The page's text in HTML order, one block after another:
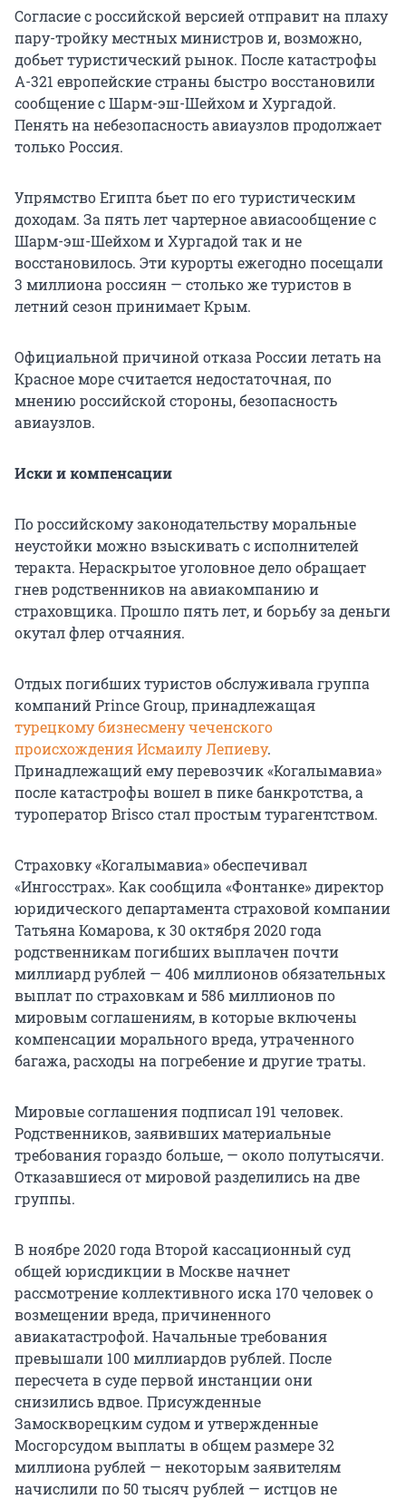
Согласие с российской версией отправит на плаху
пару-тройку местных министров и, возможно,
добьет туристический рынок. После катастрофы
А-321 европейские страны быстро восстановили
сообщение с Шарм-эш-Шейхом и Хургадой.
Пенять на небезопасность авиаузлов продолжает
только Россия.
Упрямство Египта бьет по его туристическим
доходам. За пять лет чартерное авиасообщение с
Шарм-эш-Шейхом и Хургадой так и не
восстановилось. Эти курорты ежегодно посещали
3 миллиона россиян — столько же туристов в
летний сезон принимает Крым.
Официальной причиной отказа России летать на
Красное море считается недостаточная, по
мнению российской стороны, безопасность
авиаузлов.
Иски и компенсации
По российскому законодательству моральные
неустойки можно взыскивать с исполнителей
теракта. Нераскрытое уголовное дело обращает
гнев родственников на авиакомпанию и
страховщика. Прошло пять лет, и борьбу за деньги
окутал флер отчаяния.
Отдых погибших туристов обслуживала группа
компаний Prince Group, принадлежащая
турецкому бизнесмену чеченского
происхождения Исмаилу Лепиеву.
Принадлежащий ему перевозчик «Когалымавиа»
после катастрофы вошел в пике банкротства, а
туроператор Brisco стал простым турагентством.
Страховку «Когалымавиа» обеспечивал
«Ингосстрах». Как сообщила «Фонтанке» директор
юридического департамента страховой компании
Татьяна Комарова, к 30 октября 2020 года
родственникам погибших выплачен почти
миллиард рублей — 406 миллионов обязательных
выплат по страховкам и 586 миллионов по
мировым соглашениям, в которые включены
компенсации морального вреда, утраченного
багажа, расходы на погребение и другие траты.
Мировые соглашения подписал 191 человек.
Родственников, заявивших материальные
требования гораздо больше, — около полутысячи.
Отказавшиеся от мировой разделились на две
группы.
В ноябре 2020 года Второй кассационный суд
общей юрисдикции в Москве начнет
рассмотрение коллективного иска 170 человек о
возмещении вреда, причиненного
авиакатастрофой. Начальные требования
превышали 100 миллиардов рублей. После
пересчета в суде первой инстанции они
снизились вдвое. Присужденные
Замоскворецким судом и утвержденные
Мосгорсудом выплаты в общем размере 32
миллиона рублей — некоторым заявителям
начислили по 50 тысяч рублей — истцов не